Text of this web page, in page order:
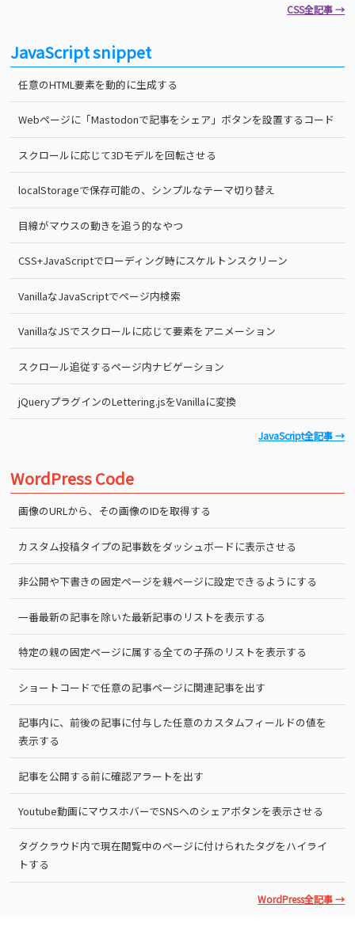
CSS全記事 →
JavaScript snippet
任意のHTML要素を動的に生成する
Webページに「Mastodonで記事をシェア」ボタンを設置するコード
スクロールに応じて3Dモデルを回転させる
localStorageで保存可能の、シンプルなテーマ切り替え
目線がマウスの動きを追う的なやつ
CSS+JavaScriptでローディング時にスケルトンスクリーン
VanillaなJavaScriptでページ内検索
VanillaなJSでスクロールに応じて要素をアニメーション
スクロール追従するページ内ナビゲーション
jQueryプラグインのLettering.jsをVanillaに変換
JavaScript全記事 →
WordPress Code
画像のURLから、その画像のIDを取得する
カスタム投稿タイプの記事数をダッシュボードに表示させる
非公開や下書きの固定ページを親ページに設定できるようにする
一番最新の記事を除いた最新記事のリストを表示する
特定の親の固定ページに属する全ての子孫のリストを表示する
ショートコードで任意の記事ページに関連記事を出す
記事内に、前後の記事に付与した任意のカスタムフィールドの値を
表示する
記事を公開する前に確認アラートを出す
Youtube動画にマウスホバーでSNSへのシェアボタンを表示させる
タグクラウド内で現在閲覧中のページに付けられたタグをハイライ
トする
WordPress全記事 →